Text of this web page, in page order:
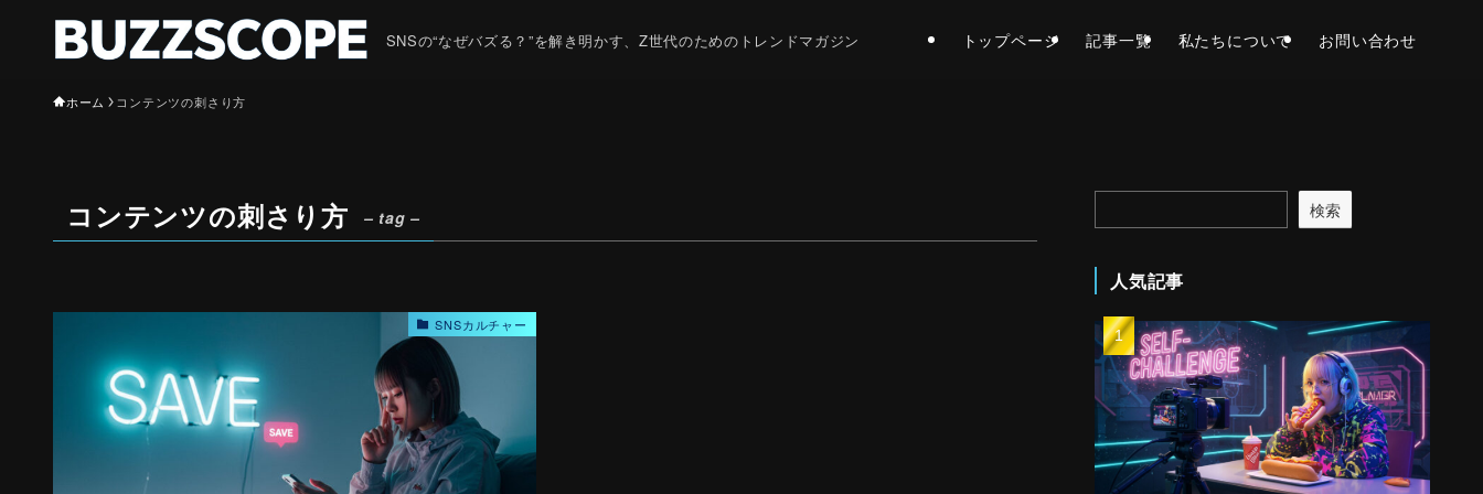
SNSの“なぜバズる？”を解き明かす、Z世代のためのトレンドマガジン トップページ 記事一覧 私たちについて お問い合わせ
ホーム コンテンツの刺さり方
コンテンツの刺さり方 – tag –
SNSカルチャー
検索
人気記事